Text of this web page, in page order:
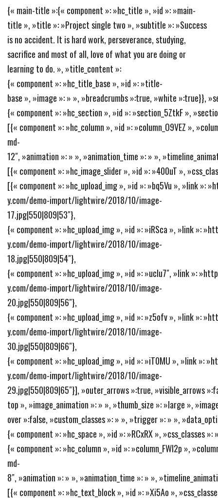
{« main-title »:{« component »: »hc_title », »id »: »main-
title », »title »: »Project single two », »subtitle »: »Success
is no accident. It is hard work, perseverance, studying,
sacrifice and most of all, love of what you are doing or
learning to do. », »title_content »:
{« component »: »hc_title_base », »id »: »title-
base », »image »: » », »breadcrumbs »:true, »white »:true}},
{« component »: »hc_section », »id »: »section_5ZtkF »,
[{« component »: »hc_column », »id »: »column_O9VEZ »,
md-
12″, »animation »: » », »animation_time »: » »,
[{« component »: »hc_image_slider », »id »: »400uT »,
[{« component »: »hc_upload_img », »id »: »bq5Vu », »link »:
y.com/demo-import/lightwire/2018/10/image-
17.jpg|550|809|53″},
{« component »: »hc_upload_img », »id »: »iRSca », »link »:
y.com/demo-import/lightwire/2018/10/image-
18.jpg|550|809|54″},
{« component »: »hc_upload_img », »id »: »ucIu7″, »link »:
y.com/demo-import/lightwire/2018/10/image-
20.jpg|550|809|56″},
{« component »: »hc_upload_img », »id »: »z5ofv », »link »:
y.com/demo-import/lightwire/2018/10/image-
30.jpg|550|809|66″},
{« component »: »hc_upload_img », »id »: »iT0MU », »link »:
y.com/demo-import/lightwire/2018/10/image-
29.jpg|550|809|65″}], »outer_arrows »:true, »visible_arrows
top », »image_animation »: » », »thumb_size »: »large »,
over »:false, »custom_classes »: » », »trigger »: » »,
{« component »: »hc_space », »id »: »RCxRX », »css_classes
{« component »: »hc_column », »id »: »column_FWl2p »,
md-
8″, »animation »: » », »animation_time »: » »,
[{« component »: »hc_text_block », »id »: »Xi5Ao »,